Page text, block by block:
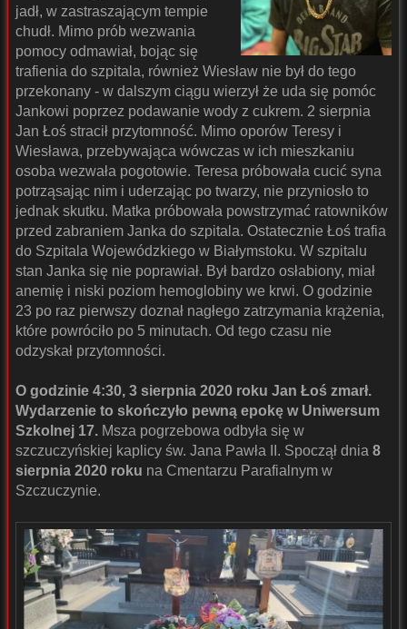
jadł, w zastraszającym tempie
chudł. Mimo prób wezwania
pomocy odmawiał, bojąc się
trafienia do szpitala, również Wiesław nie był do tego
przekonany - w dalszym ciągu wierzył że uda się pomóc
Jankowi poprzez podawanie wody z cukrem. 2 sierpnia
Jan Łoś stracił przytomność. Mimo oporów Teresy i
Wiesława, przebywająca wówczas w ich mieszkaniu
osoba wezwała pogotowie. Teresa próbowała cucić syna
potrząsając nim i uderzając po twarzy, nie przyniosło to
jednak skutku. Matka próbowała powstrzymać ratowników
przed zabraniem Janka do szpitala. Ostatecznie Łoś trafia
do Szpitala Wojewódzkiego w Białymstoku. W szpitalu
stan Janka się nie poprawiał. Był bardzo osłabiony, miał
anemię i niski poziom hemoglobiny we krwi. O godzinie
23 po raz pierwszy doznał nagłego zatrzymania krążenia,
które powróciło po 5 minutach. Od tego czasu nie
odzyskał przytomności.
O godzinie 4:30, 3 sierpnia 2020 roku Jan Łoś zmarł.
Wydarzenie to skończyło pewną epokę w Uniwersum
Szkolnej 17. Msza pogrzebowa odbyła się w
szczuczyńskiej kaplicy św. Jana Pawła II. Spoczął dnia 8
sierpnia 2020 roku na Cmentarzu Parafialnym w
Szczuczynie.